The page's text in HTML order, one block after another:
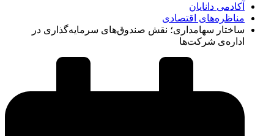
آکادمی دانایان
مناظره‌های اقتصادی
ساختار سهامداری؛ نقش صندوق‌های سرمایه‌گذاری در
اداره‌ی شرکت‌ها